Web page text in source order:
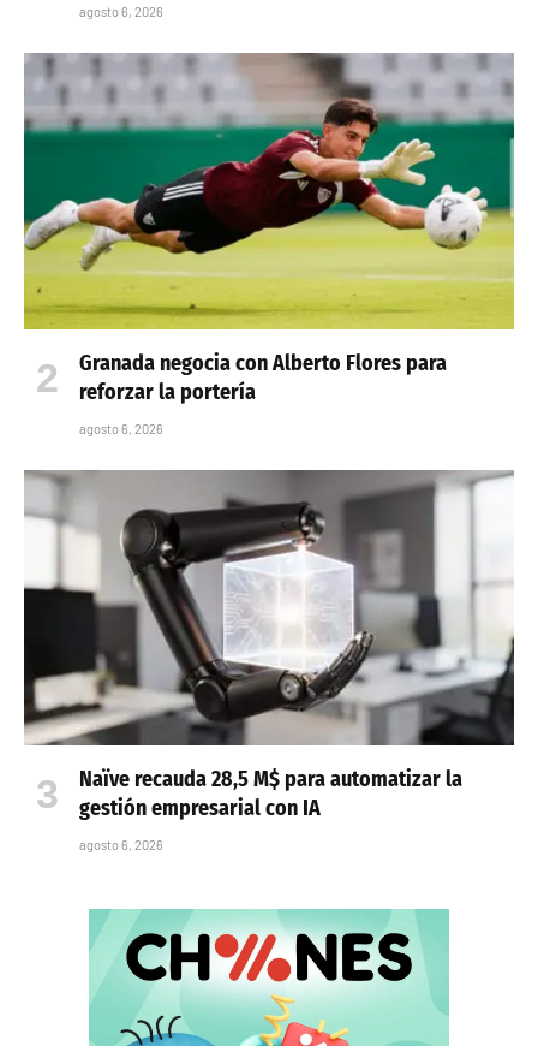
agosto 6, 2026
Granada negocia con Alberto Flores para
reforzar la portería
agosto 6, 2026
Naïve recauda 28,5 M$ para automatizar la
gestión empresarial con IA
agosto 6, 2026